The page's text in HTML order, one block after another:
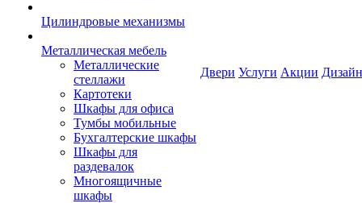
Цилиндровые механизмы
Металлическая мебель
Металлические
стеллажи
Картотеки
Шкафы для офиса
Тумбы мобильные
Бухгалтерские шкафы
Шкафы для
раздевалок
Многоящичные
шкафы
Двери Услуги Акции